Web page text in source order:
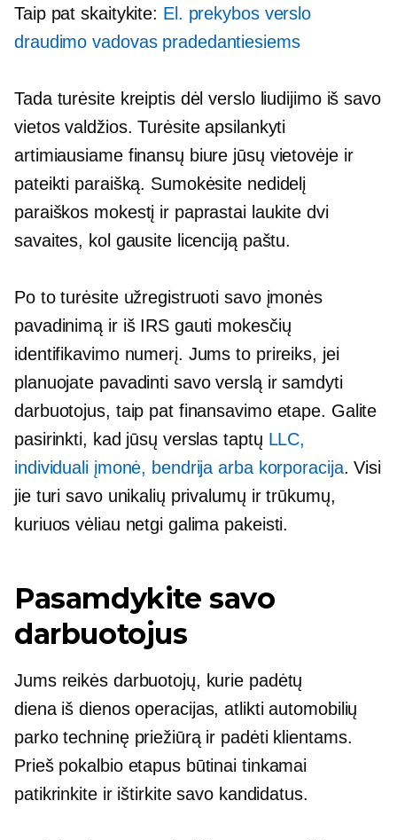
Taip pat skaitykite: El. prekybos verslo
draudimo vadovas pradedantiesiems
Tada turėsite kreiptis dėl verslo liudijimo iš savo
vietos valdžios. Turėsite apsilankyti
artimiausiame finansų biure jūsų vietovėje ir
pateikti paraišką. Sumokėsite nedidelį
paraiškos mokestį ir paprastai laukite dvi
savaites, kol gausite licenciją paštu.
Po to turėsite užregistruoti savo įmonės
pavadinimą ir iš IRS gauti mokesčių
identifikavimo numerį. Jums to prireiks, jei
planuojate pavadinti savo verslą ir samdyti
darbuotojus, taip pat finansavimo etape. Galite
pasirinkti, kad jūsų verslas taptų LLC,
individuali įmonė, bendrija arba korporacija. Visi
jie turi savo unikalių privalumų ir trūkumų,
kuriuos vėliau netgi galima pakeisti.
Pasamdykite savo
darbuotojus
Jums reikės darbuotojų, kurie padėtų
diena iš dienosoperacijas, atlikti automobilių
parko techninę priežiūrą ir padėti klientams.
Prieš pokalbio etapus būtinai tinkamai
patikrinkite ir ištirkite savo kandidatus.